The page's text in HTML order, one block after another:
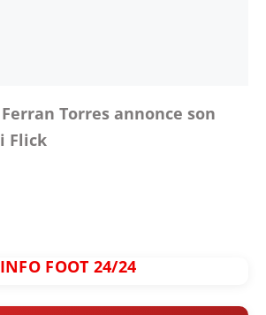
Torres annonce son
Flick
INFO FOOT 24/24